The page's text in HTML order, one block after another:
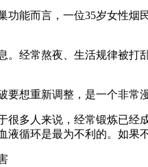
功能而言，一位35岁女性烟
。经常熬夜、生活规律被打
要想重新调整，是一个非常
很多人来说，经常锻炼已经
液循环是最为不利的。如果